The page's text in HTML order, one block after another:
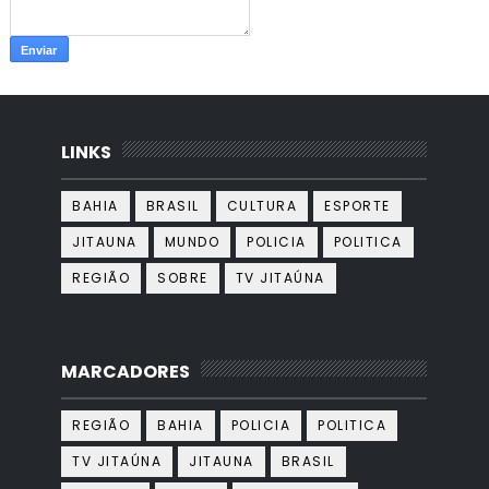
LINKS
BAHIA BRASIL CULTURA
ESPORTE
JITAUNA
MUNDO POLICIA
POLITICA
REGIÃO
SOBRE TV JITAÚNA
MARCADORES
REGIÃO BAHIA POLICIA
POLITICA
TV JITAÚNA
JITAUNA
BRASIL